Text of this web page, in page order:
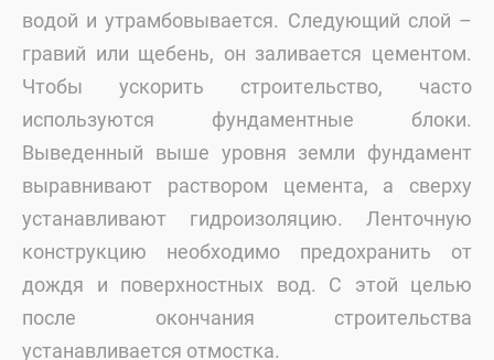
водой и утрамбовывается. Следующий слой –
гравий или щебень, он заливается цементом.
Чтобы ускорить строительство, часто
используются фундаментные блоки.
Выведенный выше уровня земли фундамент
выравнивают раствором цемента, а сверху
устанавливают гидроизоляцию. Ленточную
конструкцию необходимо предохранить от
дождя и поверхностных вод. С этой целью
после окончания строительства
устанавливается отмостка.